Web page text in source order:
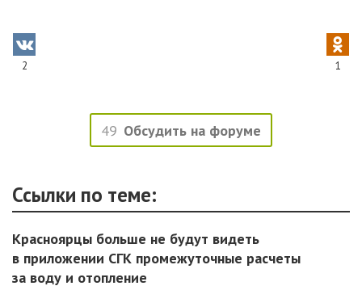
2 1
49 Обсудить на форуме
Ссылки по теме:
Красноярцы больше не будут видеть
в приложении СГК промежуточные расчеты
за воду и отопление